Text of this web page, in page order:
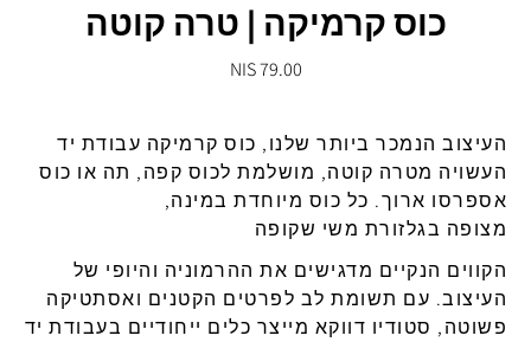
כוס קרמיקה | טרה קוטה
79.00 NIS
העיצוב הנמכר ביותר שלנו, כוס קרמיקה עבודת יד
העשויה מטרה קוטה, מושלמת לכוס קפה, תה או כוס
אספרסו ארוך. כל כוס מיוחדת במינה,
מצופה בגלזורת משי שקופה
הקווים הנקיים מדגישים את ההרמוניה והיופי של
העיצוב. עם תשומת לב לפרטים הקטנים ואסתטיקה
פשוטה, סטודיו דווקא מייצר כלים ייחודיים בעבודת יד